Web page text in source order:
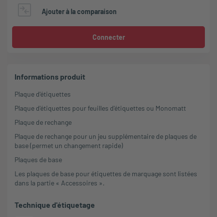
Ajouter à la comparaison
Connecter
Informations produit
Plaque d'étiquettes
Plaque d'étiquettes pour feuilles d'étiquettes ou Monomatt
Plaque de rechange
Plaque de rechange pour un jeu supplémentaire de plaques de
base (permet un changement rapide)
Plaques de base
Les plaques de base pour étiquettes de marquage sont listées
dans la partie « Accessoires ».
Technique d'étiquetage